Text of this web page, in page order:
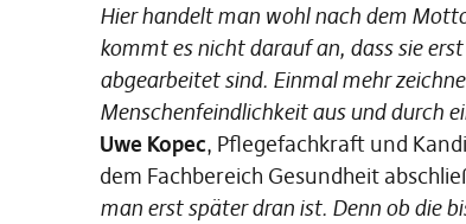
Hier handelt man wohl nach dem
kommt es nicht darauf an, dass sie
abgearbeitet sind. Einmal mehr
Menschenfeindlichkeit aus und durch
Uwe Kopec, Pflegefachkraft und
dem Fachbereich Gesundheit
man erst später dran ist. Denn ob die